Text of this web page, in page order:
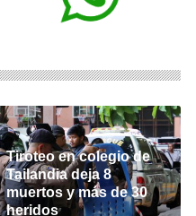
Tiroteo en colegio de
Tailandia deja 8
muertos y más de 30
heridos